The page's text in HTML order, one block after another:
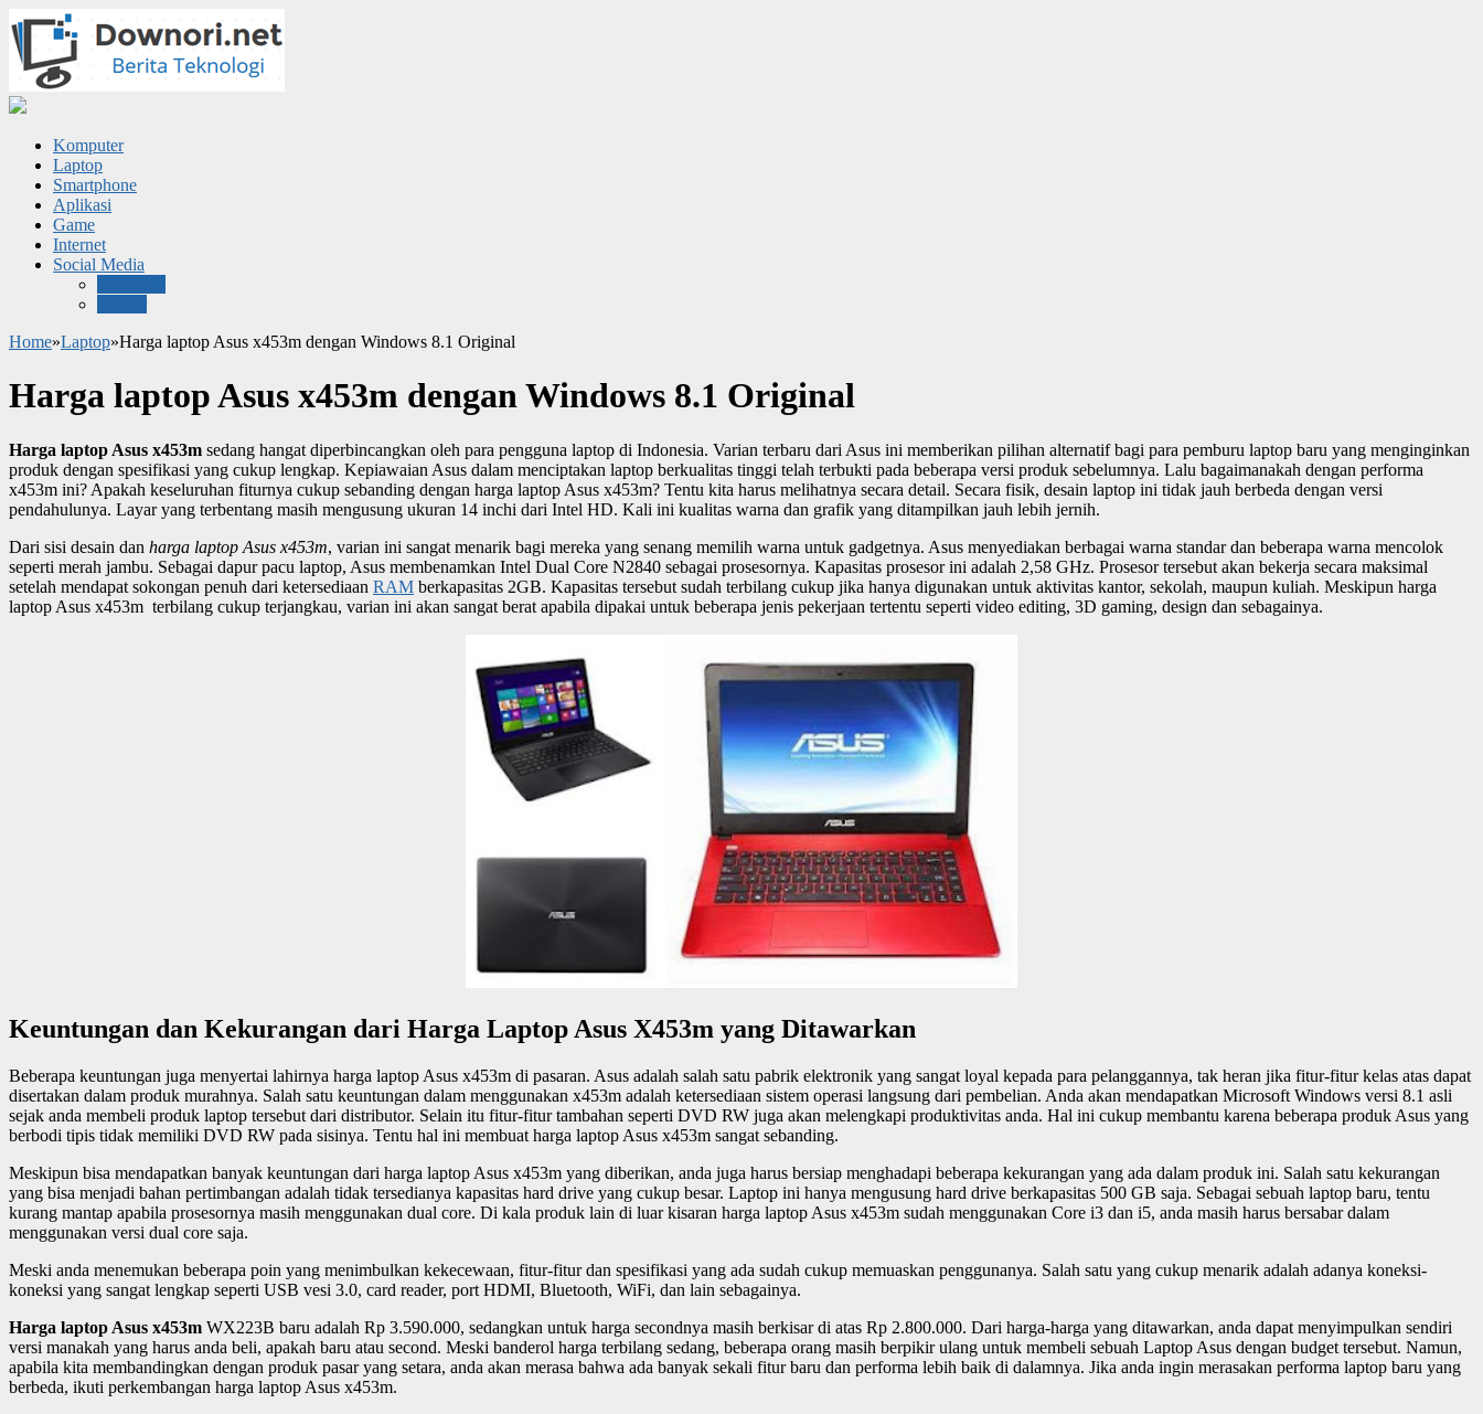
Komputer
Laptop
Smartphone
Aplikasi
Game
Internet
Social Media
Home»Laptop»Harga laptop Asus x453m dengan Windows 8.1 Original
Harga laptop Asus x453m dengan Windows 8.1 Original
Harga laptop Asus x453m sedang hangat diperbincangkan oleh para pengguna laptop di Indonesia. Varian terbaru dari Asus ini memberikan pilihan alternatif bagi para pemburu laptop baru yang menginginkan
produk dengan spesifikasi yang cukup lengkap. Kepiawaian Asus dalam menciptakan laptop berkualitas tinggi telah terbukti pada beberapa versi produk sebelumnya. Lalu bagaimanakah dengan performa
x453m ini? Apakah keseluruhan fiturnya cukup sebanding dengan harga laptop Asus x453m? Tentu kita harus melihatnya secara detail. Secara fisik, desain laptop ini tidak jauh berbeda dengan versi
pendahulunya. Layar yang terbentang masih mengusung ukuran 14 inchi dari Intel HD. Kali ini kualitas warna dan grafik yang ditampilkan jauh lebih jernih.
Dari sisi desain dan harga laptop Asus x453m, varian ini sangat menarik bagi mereka yang senang memilih warna untuk gadgetnya. Asus menyediakan berbagai warna standar dan beberapa warna mencolok
seperti merah jambu. Sebagai dapur pacu laptop, Asus membenamkan Intel Dual Core N2840 sebagai prosesornya. Kapasitas prosesor ini adalah 2,58 GHz. Prosesor tersebut akan bekerja secara maksimal
setelah mendapat sokongan penuh dari ketersediaan RAM berkapasitas 2GB. Kapasitas tersebut sudah terbilang cukup jika hanya digunakan untuk aktivitas kantor, sekolah, maupun kuliah. Meskipun harga
laptop Asus x453m terbilang cukup terjangkau, varian ini akan sangat berat apabila dipakai untuk beberapa jenis pekerjaan tertentu seperti video editing, 3D gaming, design dan sebagainya.
Keuntungan dan Kekurangan dari Harga Laptop Asus X453m yang Ditawarkan
Beberapa keuntungan juga menyertai lahirnya harga laptop Asus x453m di pasaran. Asus adalah salah satu pabrik elektronik yang sangat loyal kepada para pelanggannya, tak heran jika fitur-fitur kelas atas dapat
disertakan dalam produk murahnya. Salah satu keuntungan dalam menggunakan x453m adalah ketersediaan sistem operasi langsung dari pembelian. Anda akan mendapatkan Microsoft Windows versi 8.1 asli
sejak anda membeli produk laptop tersebut dari distributor. Selain itu fitur-fitur tambahan seperti DVD RW juga akan melengkapi produktivitas anda. Hal ini cukup membantu karena beberapa produk Asus yang
berbodi tipis tidak memiliki DVD RW pada sisinya. Tentu hal ini membuat harga laptop Asus x453m sangat sebanding.
Meskipun bisa mendapatkan banyak keuntungan dari harga laptop Asus x453m yang diberikan, anda juga harus bersiap menghadapi beberapa kekurangan yang ada dalam produk ini. Salah satu kekurangan
yang bisa menjadi bahan pertimbangan adalah tidak tersedianya kapasitas hard drive yang cukup besar. Laptop ini hanya mengusung hard drive berkapasitas 500 GB saja. Sebagai sebuah laptop baru, tentu
kurang mantap apabila prosesornya masih menggunakan dual core. Di kala produk lain di luar kisaran harga laptop Asus x453m sudah menggunakan Core i3 dan i5, anda masih harus bersabar dalam
menggunakan versi dual core saja.
Meski anda menemukan beberapa poin yang menimbulkan kekecewaan, fitur-fitur dan spesifikasi yang ada sudah cukup memuaskan penggunanya. Salah satu yang cukup menarik adalah adanya koneksi-
koneksi yang sangat lengkap seperti USB vesi 3.0, card reader, port HDMI, Bluetooth, WiFi, dan lain sebagainya.
Harga laptop Asus x453m WX223B baru adalah Rp 3.590.000, sedangkan untuk harga secondnya masih berkisar di atas Rp 2.800.000. Dari harga-harga yang ditawarkan, anda dapat menyimpulkan sendiri
versi manakah yang harus anda beli, apakah baru atau second. Meski banderol harga terbilang sedang, beberapa orang masih berpikir ulang untuk membeli sebuah Laptop Asus dengan budget tersebut. Namun,
apabila kita membandingkan dengan produk pasar yang setara, anda akan merasa bahwa ada banyak sekali fitur baru dan performa lebih baik di dalamnya. Jika anda ingin merasakan performa laptop baru yang
berbeda, ikuti perkembangan harga laptop Asus x453m.